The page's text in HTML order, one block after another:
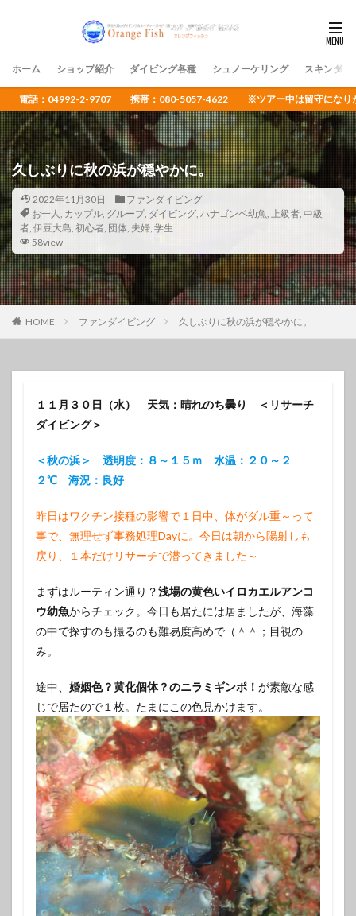
ホーム ショップ紹介 ダイビング各種 シュノーケリング スキンダイ
電話：04992-2-9707 携帯：080-5057-4622 ※ツアー中は留守になりがち
久しぶりに秋の浜が穏やかに。
2022年11月30日
ファンダイビング
お一人, カップル, グループ, ダイビング, ハナゴンベ幼魚, 上級者, 中級
者, 伊豆大島, 初心者, 団体, 夫婦, 学生
58view
HOME ファンダイビング 久しぶりに秋の浜が穏やかに。
１１月３０日（水） 天気：晴れのち曇り ＜リサーチ
ダイビング＞
＜秋の浜＞ 透明度：８～１５ｍ 水温：２０～２
２℃ 海況：良好
昨日はワクチン接種の影響で１日中、体がダル重～って
事で、無理せず事務処理Dayに。今日は朝から陽射しも
戻り、１本だけリサーチで潜ってきました～
まずはルーティン通り？浅場の黄色いイロカエルアンコ
ウ幼魚からチェック。今日も居たには居ましたが、海藻
の中で探すのも撮るのも難易度高めで（＾＾；目視の
み。
途中、 婚姻色？黄化個体？のニラミギンポ！ が素敵な感
じで居たので１枚。たまにこの色見かけます。